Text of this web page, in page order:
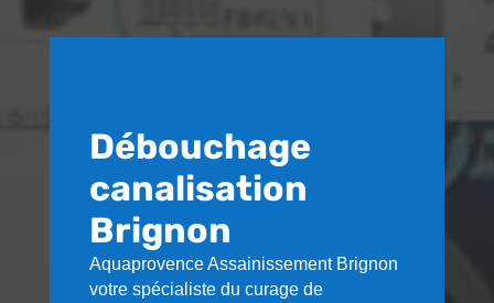
Débouchage
canalisation
Brignon
Aquaprovence Assainissement Brignon
votre spécialiste du curage de